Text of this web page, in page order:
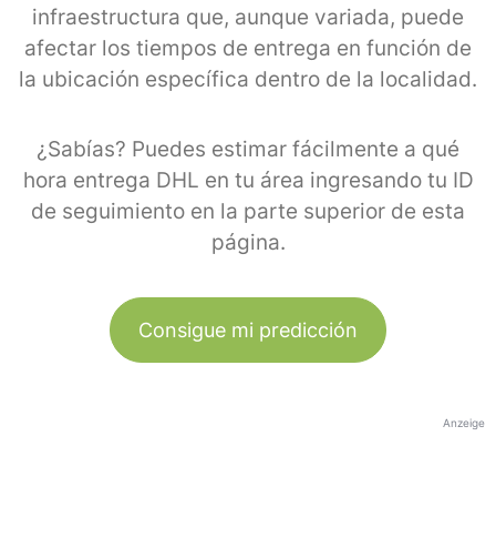
infraestructura que, aunque variada, puede
afectar los tiempos de entrega en función de
la ubicación específica dentro de la localidad.
¿Sabías? Puedes estimar fácilmente a qué
hora entrega DHL en tu área ingresando tu ID
de seguimiento en la parte superior de esta
página.
Consigue mi predicción
Anzeige